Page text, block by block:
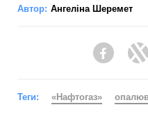
Автор: Ангеліна Шеремет
Теги: «Нафтогаз»